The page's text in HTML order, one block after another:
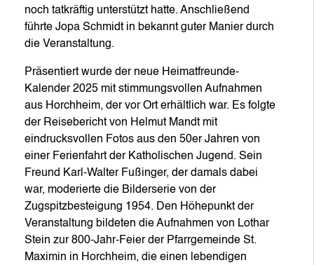
noch tatkräftig unterstützt hatte. Anschließend
führte Jopa Schmidt in bekannt guter Manier durch
die Veranstaltung.
Präsentiert wurde der neue Heimatfreunde-
Kalender 2025 mit stimmungsvollen Aufnahmen
aus Horchheim, der vor Ort erhältlich war. Es folgte
der Reisebericht von Helmut Mandt mit
eindrucksvollen Fotos aus den 50er Jahren von
einer Ferienfahrt der Katholischen Jugend. Sein
Freund Karl-Walter Fußinger, der damals dabei
war, moderierte die Bilderserie von der
Zugspitzbesteigung 1954. Den Höhepunkt der
Veranstaltung bildeten die Aufnahmen von Lothar
Stein zur 800-Jahr-Feier der Pfarrgemeinde St.
Maximin in Horchheim, die einen lebendigen